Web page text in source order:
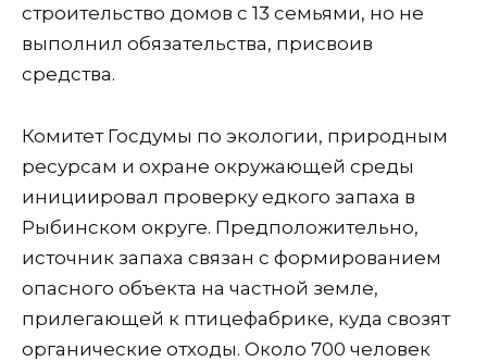
строительство домов с 13 семьями, но не
выполнил обязательства, присвоив
средства.
Комитет Госдумы по экологии, природным
ресурсам и охране окружающей среды
инициировал проверку едкого запаха в
Рыбинском округе. Предположительно,
источник запаха связан с формированием
опасного объекта на частной земле,
прилегающей к птицефабрике, куда свозят
органические отходы. Около 700 человек